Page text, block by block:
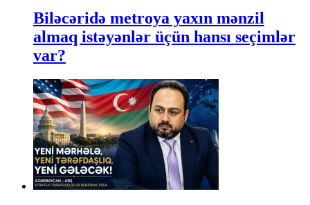
Biləcəridə metroya yaxın mənzil
almaq istəyənlər üçün hansı seçimlər
var?